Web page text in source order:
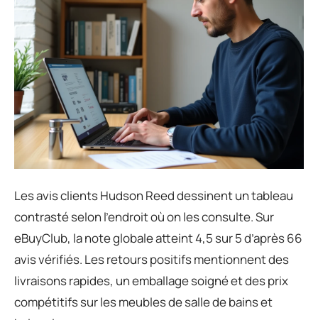
Les avis clients Hudson Reed dessinent un tableau
contrasté selon l’endroit où on les consulte. Sur
eBuyClub, la note globale atteint 4,5 sur 5 d’après 66
avis vérifiés. Les retours positifs mentionnent des
livraisons rapides, un emballage soigné et des prix
compétitifs sur les meubles de salle de bains et